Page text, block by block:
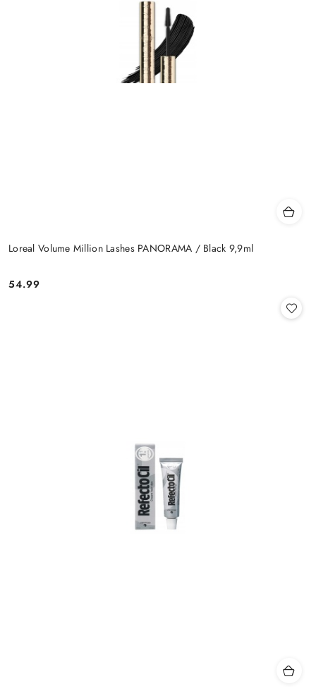
Loreal Volume Million Lashes PANORAMA / Black 9,9ml
Cena:
54.99